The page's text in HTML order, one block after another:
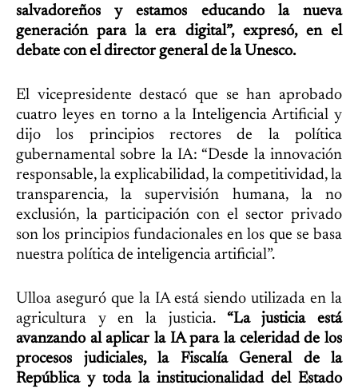
salvadoreños y estamos educando la nueva
generación para la era digital”, expresó, en el
debate con el director general de la Unesco.
El vicepresidente destacó que se han aprobado
cuatro leyes en torno a la Inteligencia Artificial y
dijo los principios rectores de la política
gubernamental sobre la IA: “Desde la innovación
responsable, la explicabilidad, la competitividad, la
transparencia, la supervisión humana, la no
exclusión, la participación con el sector privado
son los principios fundacionales en los que se basa
nuestra política de inteligencia artificial”.
Ulloa aseguró que la IA está siendo utilizada en la
agricultura y en la justicia. “La justicia está
avanzando al aplicar la IA para la celeridad de los
procesos judiciales, la Fiscalía General de la
República y toda la institucionalidad del Estado